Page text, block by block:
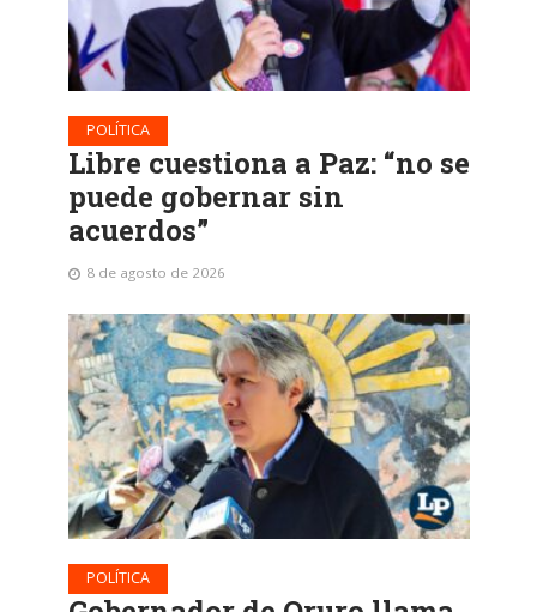
POLÍTICA
Libre cuestiona a Paz: “no se
puede gobernar sin
acuerdos”
8 de agosto de 2026
POLÍTICA